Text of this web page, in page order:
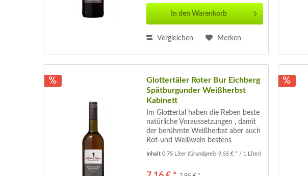
In den Warenkorb
Vergleichen Merken
Glottertäler Roter Bur Eichberg
Spätburgunder Weißherbst
Kabinett
Im Glottertal haben die Reben beste
natürliche Voraussetzungen , damit
der berühmte Weißherbst aber auch
Rot-und Weißwein bestens
gedeihen. Seit dem 15.Jahrhundert
werden hier Weine angebaut . Im
Inhalt0.75 Liter(Grundpreis 9,55 € * / 1 Liter)